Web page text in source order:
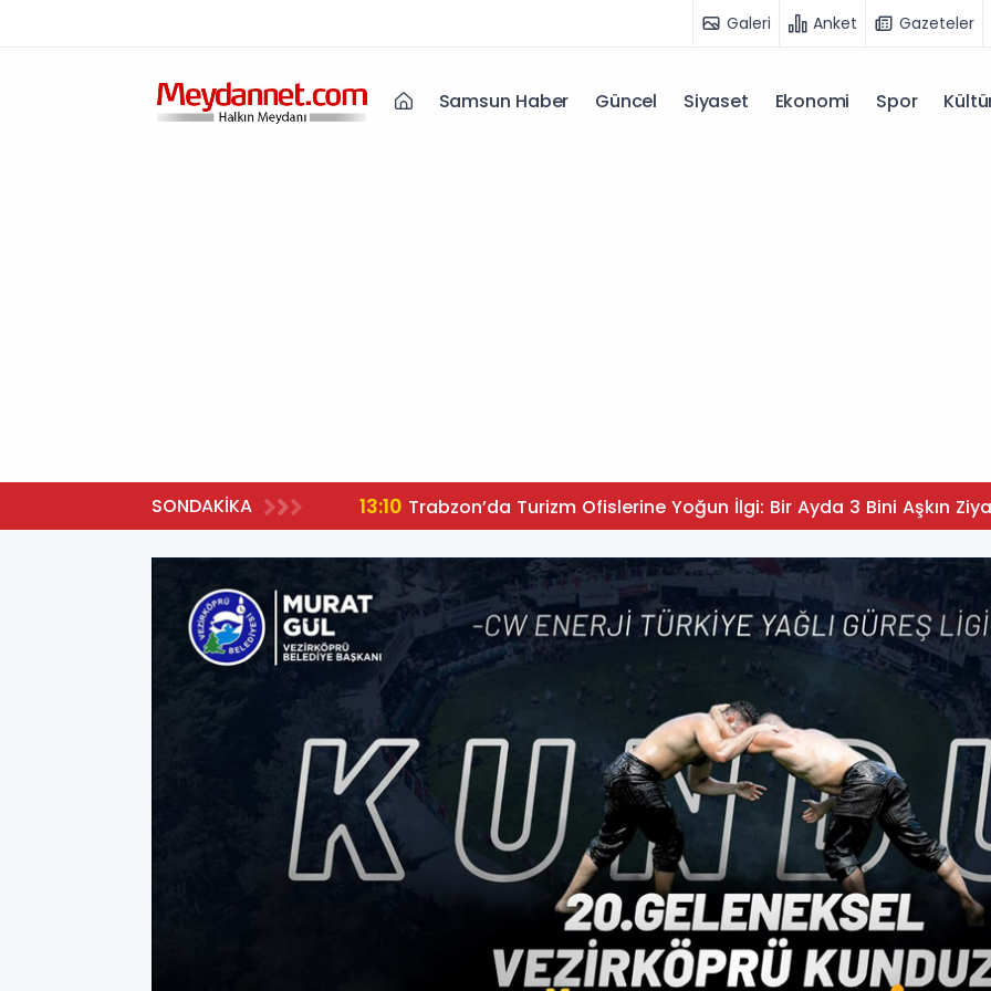
Galeri Anket Gazeteler
Samsun Haber Güncel Siyaset Ekonomi Spor
SONDAKİKA 13:10 Trabzon’da Turizm Ofislerine Yoğun İlgi: Bir Ayda 3 Bini Aşkın